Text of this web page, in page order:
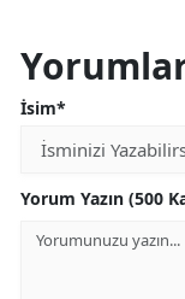
İsim*
Yorum Yazın (500